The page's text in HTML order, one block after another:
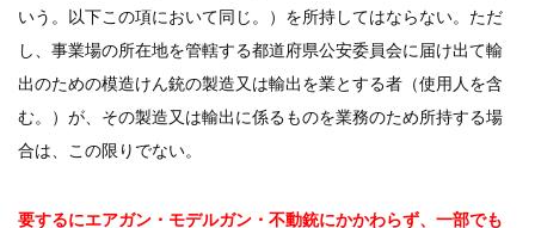
いう。以下この項において同じ。）を所持してはならない。ただ
し、事業場の所在地を管轄する都道府県公安委員会に届け出て輸
出のための模造けん銃の製造又は輸出を業とする者（使用人を含
む。）が、その製造又は輸出に係るものを業務のため所持する場
合は、この限りでない。
要するにエアガン・モデルガン・不動銃にかかわらず、一部でも